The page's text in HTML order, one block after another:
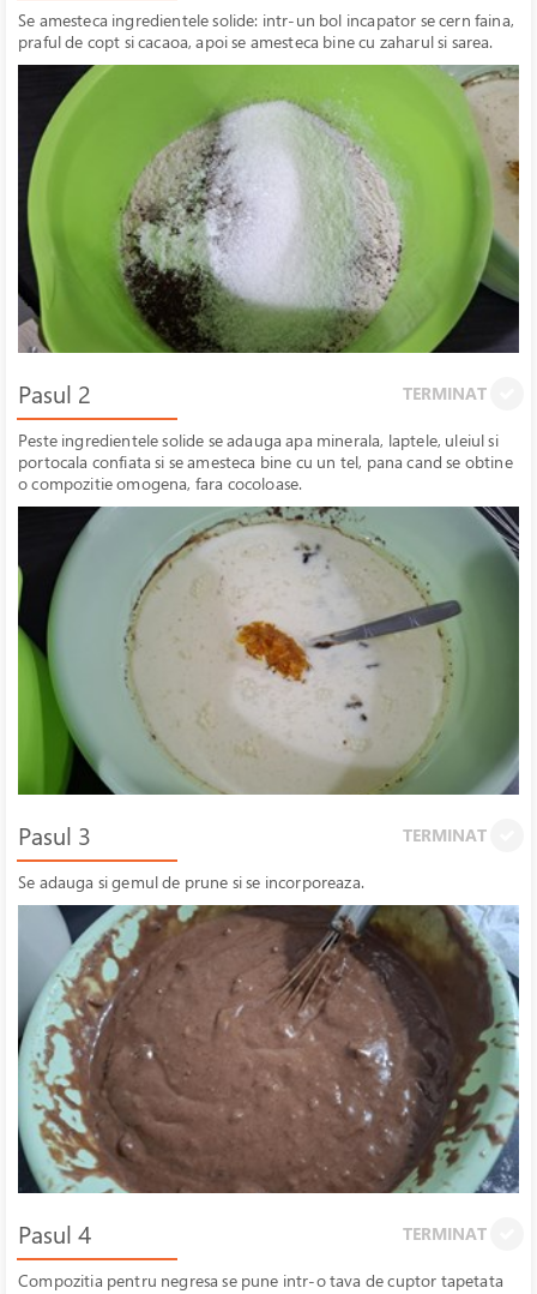
Se amesteca ingredientele solide: intr-un bol incapator se cern faina,
praful de copt si cacaoa, apoi se amesteca bine cu zaharul si sarea.
Pasul 2 TERMINAT
Peste ingredientele solide se adauga apa minerala, laptele, uleiul si
portocala confiata si se amesteca bine cu un tel, pana cand se obtine
o compozitie omogena, fara cocoloase.
Pasul 3 TERMINAT
Se adauga si gemul de prune si se incorporeaza.
Pasul 4 TERMINAT
Compozitia pentru negresa se pune intr-o tava de cuptor tapetata